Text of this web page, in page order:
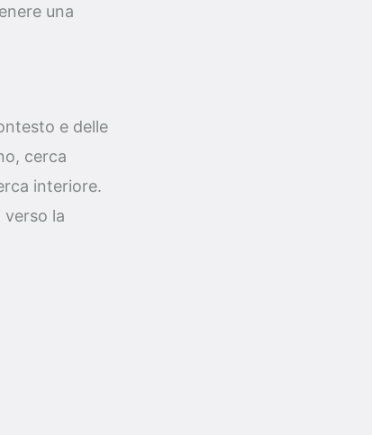
una
e delle
cerca
interiore.
la